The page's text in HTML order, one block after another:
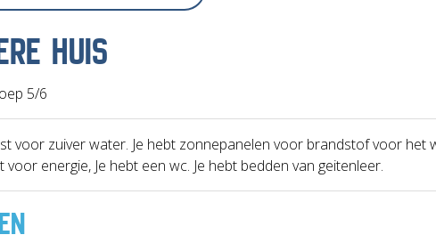
HUIS
5/6
voor zuiver water. Je hebt zonnepanelen voor brandstof voor het
voor energie, Je hebt een wc. Je hebt bedden van geitenleer.